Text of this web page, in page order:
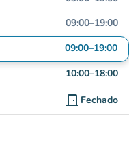
09:00–19:00
09:00–19:00
10:00–18:00
door_front Fechado